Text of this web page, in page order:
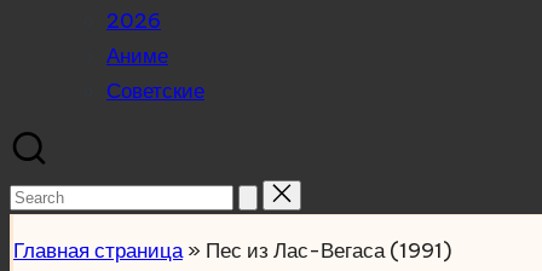
2026
Аниме
Советские
Search
Главная страница» Пес из Лас-Вегаса (1991)